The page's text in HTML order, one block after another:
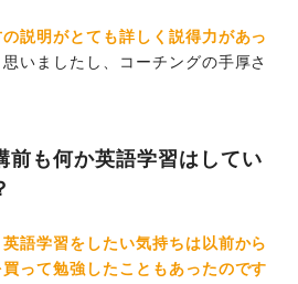
説明がとても詳しく説得力があっ
思いましたし、コーチングの手厚さ
前も何か英語学習はしてい
英語学習をしたい気持ちは以前から
って勉強したこともあったのです